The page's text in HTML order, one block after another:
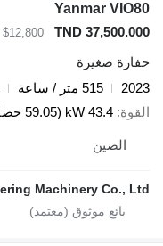
Yanmar VIO80
TND 37,500.000
$12,800
حفارة صغيرة
2023
515 متر / ساعة
القوة 43.4 kW (59.05 حصان)
الصين
Machinery Co., Ltd.